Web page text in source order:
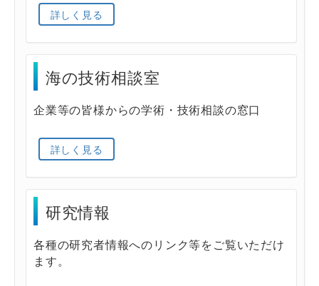
詳しく見る
海の技術相談室
企業等の皆様からの学術・技術相談の窓口
詳しく見る
研究情報
各種の研究者情報へのリンク等をご覧いただけ
ます。